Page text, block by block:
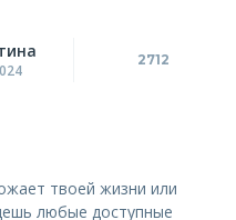
2712
твоей жизни или
любые доступные